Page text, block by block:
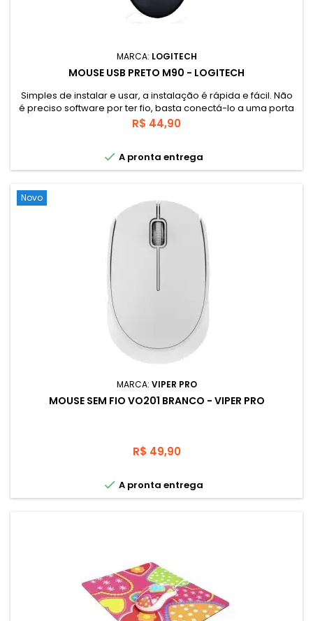
MARCA: LOGITECH
MOUSE USB PRETO M90 - LOGITECH
Simples de instalar e usar, a instalação é rápida e fácil. Não
é preciso software por ter fio, basta conectá-lo a uma porta
USB e começar a usá-lo. Tamanho padrão, design
ambidestro projetado para as duas mãos, assim você se
Rastreamento óptico em alta definição (1000 dpi) que
permite um controle...
Preço
R$ 44,90
 A pronta entrega
Novo
MARCA: VIPER PRO
MOUSE SEM FIO VO201 BRANCO - VIPER PRO
Preço
R$ 49,90
 A pronta entrega